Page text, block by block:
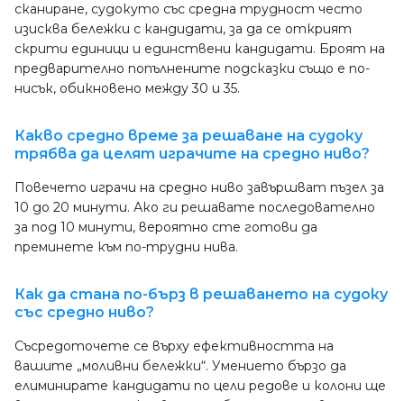
сканиране, судокуто със средна трудност често
изисква бележки с кандидати, за да се открият
скрити единици и единствени кандидати. Броят на
предварително попълнените подсказки също е по-
нисък, обикновено между 30 и 35.
Какво средно време за решаване на судоку
трябва да целят играчите на средно ниво?
Повечето играчи на средно ниво завършват пъзел за
10 до 20 минути. Ако ги решавате последователно
за под 10 минути, вероятно сте готови да
преминете към по-трудни нива.
Как да стана по-бърз в решаването на судоку
със средно ниво?
Съсредоточете се върху ефективността на
вашите „моливни бележки“. Умението бързо да
елиминирате кандидати по цели редове и колони ще